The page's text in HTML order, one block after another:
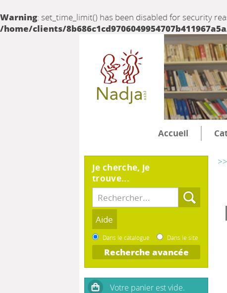
Warning: set_time_limit() has been disabled for security
/home/clients/
Accueil
Je cherche, je
trouve...
Dans le catalogue Dans le site
Recherche avancée